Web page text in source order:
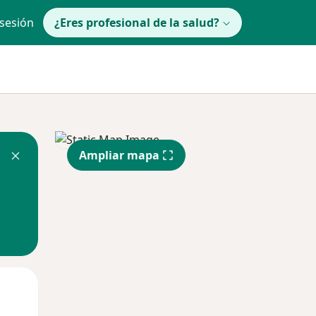
¿Eres profesional de la salud?
Ampliar mapa